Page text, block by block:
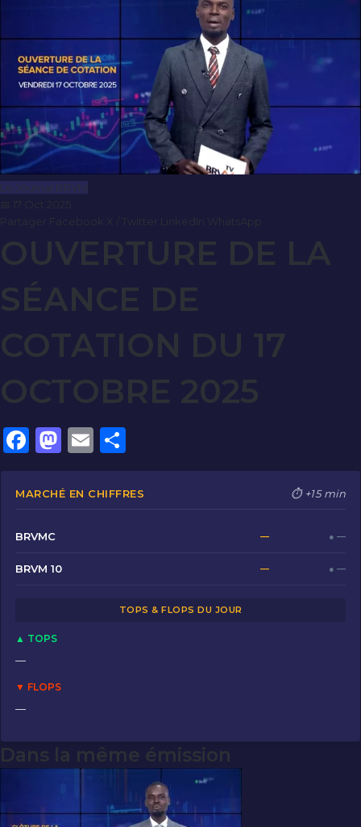
Le Journal BRVM
OUVERTURE DE LA
SÉANCE DE
COTATION DU 17
OCTOBRE 2025
F
a
c
b
o
o
M
a
st
o
n
E
m
ai
ar
ta
MARCHÉ EN CHIFFRES ⏱ +15 min
BRVMC — ● —
BRVM 10 — ● —
TOPS & FLOPS DU JOUR
▲ TOPS
—
▼ FLOPS
—
Dans la même émission